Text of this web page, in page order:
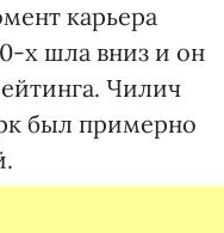
карьера
х шла вниз и он
Чилич
был примерно